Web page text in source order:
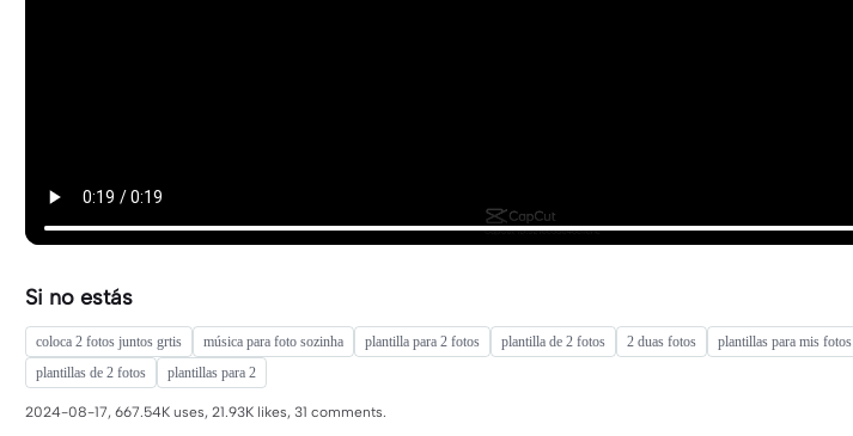
Si no estás
coloca 2 fotos juntos grtis música para foto sozinha plantilla para 2 fotos plantilla de 2 fotos 2 duas fotos plantillas para mis fotos
plantillas de 2 fotos
plantillas para 2
2024-08-17, 667.54K uses, 21.93K likes, 31 comments.